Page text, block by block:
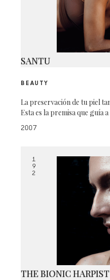
SANTU
BEAUTY
La preservación de tu piel
Esta es la premisa que guía
2007
1
9
2
THE BIONIC HARPIST